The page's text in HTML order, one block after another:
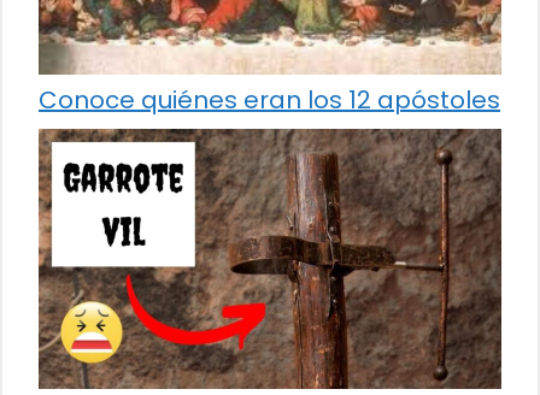
Conoce quiénes eran los 12 apóstoles